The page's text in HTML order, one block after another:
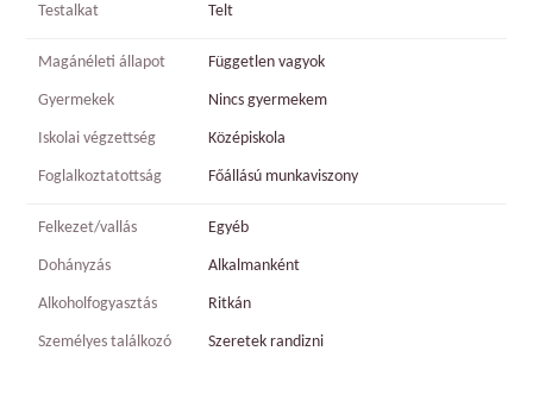
Testalkat Telt
Magánéleti állapot Független vagyok
Gyermekek Nincs gyermekem
Iskolai végzettség Középiskola
Foglalkoztatottság Főállású munkaviszony
Felkezet/vallás Egyéb
Dohányzás Alkalmanként
Alkoholfogyasztás Ritkán
Személyes találkozó Szeretek randizni